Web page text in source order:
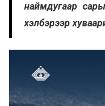
наймдугаар
хэлбэрээр